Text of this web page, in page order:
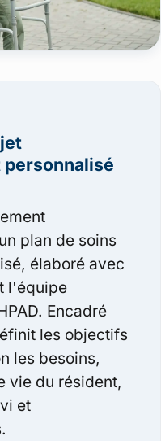
plan de soins
élaboré avec
l'équipe
Encadré
les objectifs
les besoins,
vie du résident,
et